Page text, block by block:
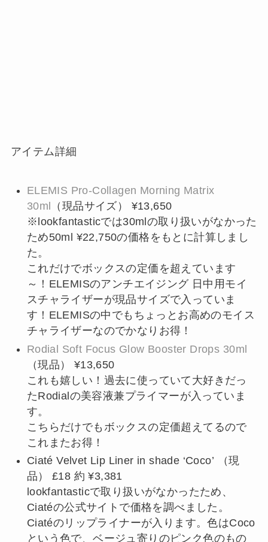
アイテム詳細
ELEMIS Pro-Collagen Morning Matrix
30ml
（現品サイズ） ¥13,650
※lookfantasticでは30mlの取り扱いがなかった
ため50ml ¥22,750の価格をもとに計算しまし
た。
これだけでボックスの定価を超えています
～！ELEMISのアンチエイジング 日中用モイ
スチャライザーが現品サイズで入っていま
す！ELEMISの中でもちょっとお高めのモイス
チャライザーなのでかなりお得！
Rodial Soft Focus Glow Booster Drops 30ml
（現品） ¥13,650
これも嬉しい！過去に使っていて大好きだっ
たRodialの美容液兼プライマーが入っていま
す。
こちらだけでもボックスの定価超えてるので
これまたお得！
Ciaté Velvet Lip Liner in shade ‘Coco’ （現
品） £18 約 ¥3,381
lookfantasticで取り扱いがなかったため、
Ciatéの公式サイトで価格を調べました。
Ciatéのリップライナーが入ります。色はCoco
という色で、ベージュ寄りのピンク色のもの